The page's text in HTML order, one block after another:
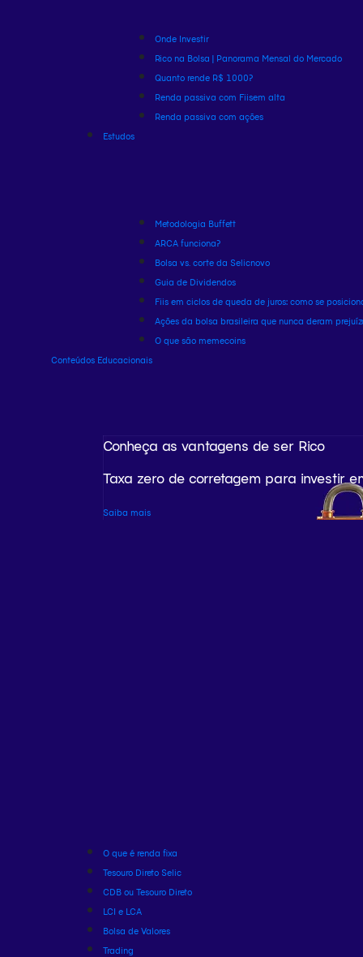
Onde Investir
Rico na Bolsa | Panorama Mensal do Mercado
Quanto rende R$ 1000?
Renda passiva com Fiisem alta
Renda passiva com ações
Estudos
Metodologia Buffett
ARCA funciona?
Bolsa vs. corte da Selicnovo
Guia de Dividendos
Fiis em ciclos de queda de juros: como se
Ações da bolsa brasileira que nunca deram
O que são memecoins
Conteúdos Educacionais
Conheça as vantagens de ser Rico
Taxa zero de corretagem para investir
Saiba mais
O que é renda fixa
Tesouro Direto Selic
CDB ou Tesouro Direto
LCI e LCA
Bolsa de Valores
Trading